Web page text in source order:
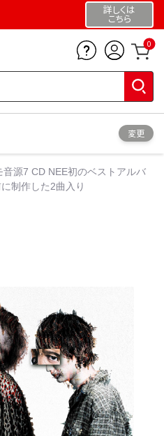
詳しくは
こちら
0
変更
音源7 CD NEE初のベストアルバ
制作した2曲入り